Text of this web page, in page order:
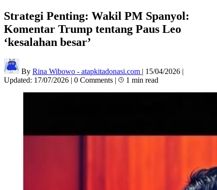
Strategi Penting: Wakil PM Spanyol:
Komentar Trump tentang Paus Leo
‘kesalahan besar’
By Rina Wibowo - atapkitadonasi.com | 15/04/2026 |
Updated: 17/07/2026 | 0 Comments | 1 min read